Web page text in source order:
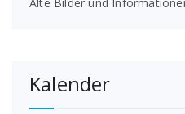
Kalender